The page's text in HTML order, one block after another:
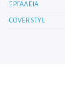
ΕΡΓΑΛΕΙΑ
COVER STYL